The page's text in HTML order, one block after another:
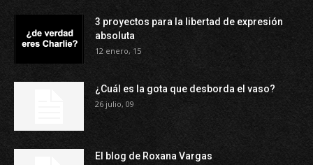
3 proyectos para la libertad de expresión
absoluta
12 enero, 15
¿Cuál es la gota que desborda el vaso?
26 julio, 09
El blog de Roxana Vargas